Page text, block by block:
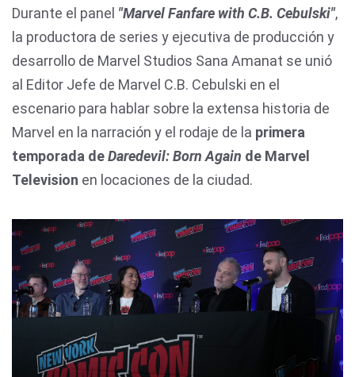
Durante el panel "Marvel Fanfare with C.B. Cebulski",
la productora de series y ejecutiva de producción y
desarrollo de Marvel Studios Sana Amanat se unió
al Editor Jefe de Marvel C.B. Cebulski en el
escenario para hablar sobre la extensa historia de
Marvel en la narración y el rodaje de la primera
temporada deDaredevil: Born Again de Marvel
Television en locaciones de la ciudad.